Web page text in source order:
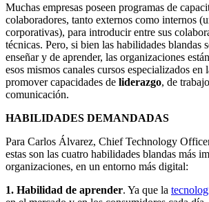
Muchas empresas poseen programas de
colaboradores, tanto externos como internos
corporativas), para introducir entre sus
técnicas. Pero, si bien las habilidades blandas
enseñar y de aprender, las organizaciones
esos mismos canales cursos especializados en
promover capacidades de liderazgo, de
comunicación.
HABILIDADES DEMANDADAS
Para Carlos Álvarez, Chief Technology
estas son las cuatro habilidades blandas más
organizaciones, en un entorno más digital:
1. Habilidad de aprender. Ya que la